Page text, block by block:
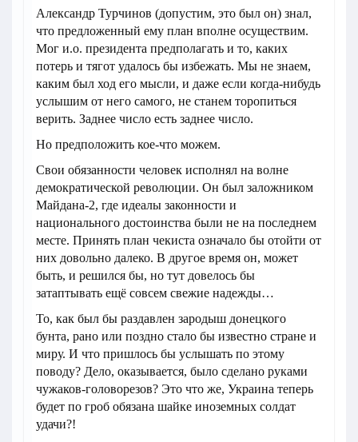
Александр Турчинов (допустим, это был он) знал,
что предложенный ему план вполне осуществим.
Мог и.о. президента предполагать и то, каких
потерь и тягот удалось бы избежать. Мы не знаем,
каким был ход его мысли, и даже если когда-нибудь
услышим от него самого, не станем торопиться
верить. Заднее число есть заднее число.
Но предположить кое-что можем.
Свои обязанности человек исполнял на волне
демократической революции. Он был заложником
Майдана-2, где идеалы законности и
национального достоинства были не на последнем
месте. Принять план чекиста означало бы отойти от
них довольно далеко. В другое время он, может
быть, и решился бы, но тут довелось бы
затаптывать ещё совсем свежие надежды…
То, как был бы раздавлен зародыш донецкого
бунта, рано или поздно стало бы известно стране и
миру. И что пришлось бы услышать по этому
поводу? Дело, оказывается, было сделано руками
чужаков-головорезов? Это что же, Украина теперь
будет по гроб обязана шайке иноземных солдат
удачи?!